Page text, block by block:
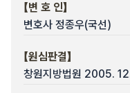
【변 호 인】
변호사 정종우(국선)
【원심판결】
창원지방법원 2005.